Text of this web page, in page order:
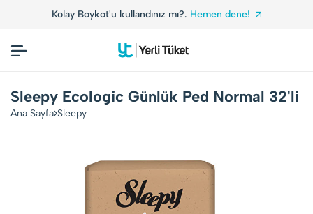
Kolay Boykot'u kullandınız mı?. Hemen dene!
Sleepy Ecologic Günlük Ped Normal 32'li
Ana Sayfa Sleepy